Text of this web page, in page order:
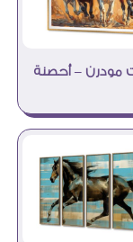
مودرن – أحصنة